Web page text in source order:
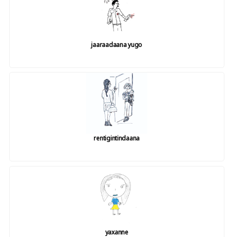
jaaraadaana yugo
rentigintindaana
yaxanne